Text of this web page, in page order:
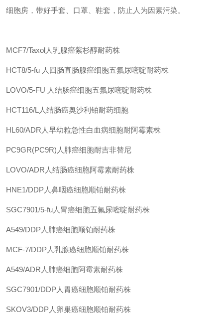
细胞房，带好手套、口罩、鞋套，防止人为因素污染。
MCF7/Taxol人乳腺癌紫杉醇耐药株
HCT8/5-fu 人回肠直肠腺癌细胞五氟尿嘧啶耐药株
LOVO/5-FU 人结肠癌细胞五氟尿嘧啶耐药株
HCT116/L人结肠癌奥沙利铂耐药细胞
HL60/ADR人早幼粒急性白血病细胞耐阿霉素株
PC9GR(PC9R)人肺癌细胞耐吉非替尼
LOVO/ADR人结肠癌细胞阿霉素耐药株
HNE1/DDP人鼻咽癌细胞顺铂耐药株
SGC7901/5-fu人胃癌细胞五氟尿嘧啶耐药株
A549/DDP人肺癌细胞顺铂耐药株
MCF-7/DDP人乳腺癌细胞顺铂耐药株
A549/ADR人肺癌细胞阿霉素耐药株
SGC7901/DDP人胃癌细胞顺铂耐药株
SKOV3/DDP人卵巢癌细胞顺铂耐药株